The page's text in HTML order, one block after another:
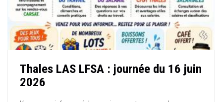
Thales LAS LFSA : journée du 16 juin
2026